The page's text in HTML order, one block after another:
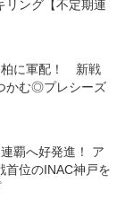
リング【不定期連
柏に軍配！ 新戦
かむ◎プレシーズ
覇へ好発進！ ア
首位のINAC神戸を